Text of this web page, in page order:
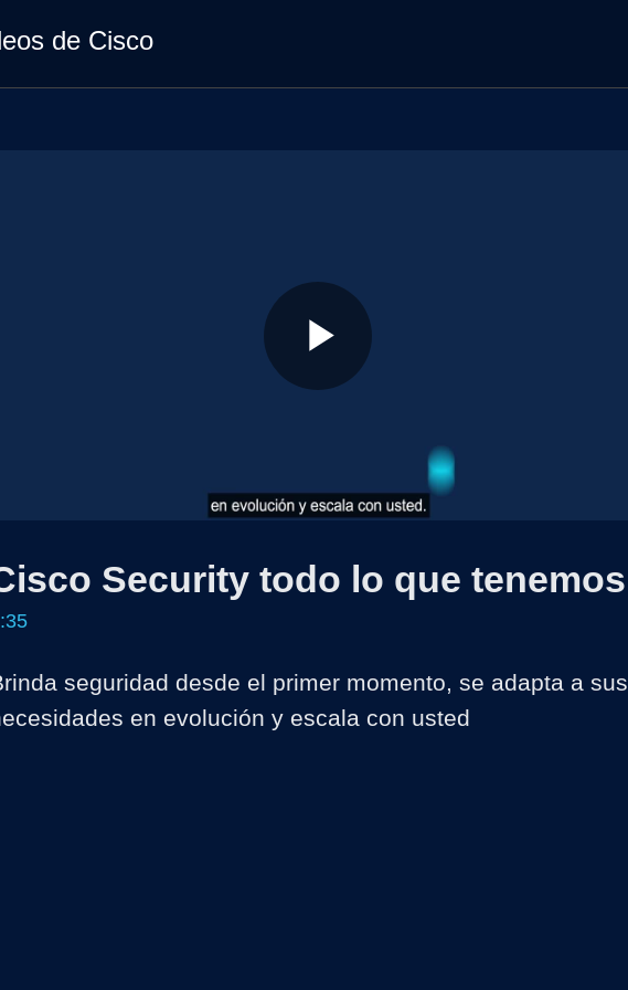
de Cisco
de los vídeos
Play
Video
Security todo lo que tenemos
seguridad desde el primer momento, se adapta a sus
en evolución y escala con usted